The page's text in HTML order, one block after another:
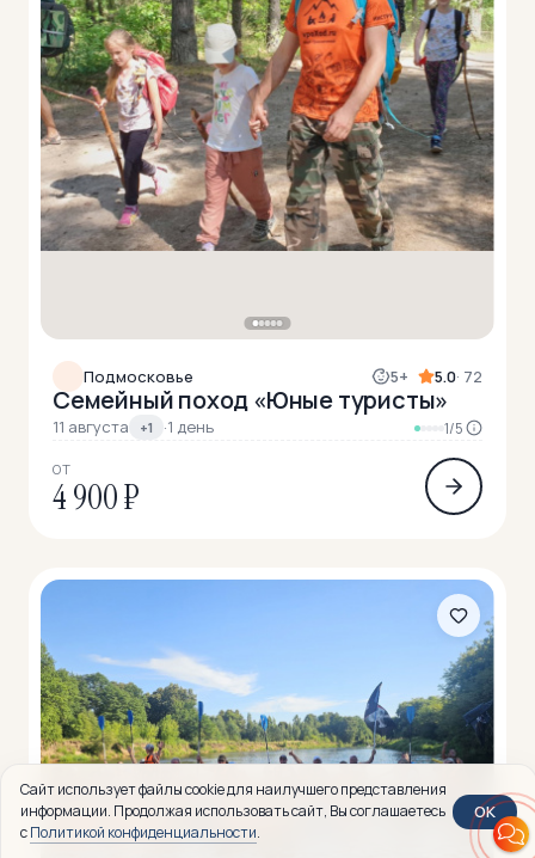
Подмосковье 5+ 5.0· 72
Семейный поход «Юные туристы»
11 августа +1 ·1 день 1/5
ОТ
4 900 ₽
Сайт использует файлы cookie для наилучшего представления
информации. Продолжая использовать сайт, Вы соглашаетесь
сПолитикой конфиденциальности.
OK